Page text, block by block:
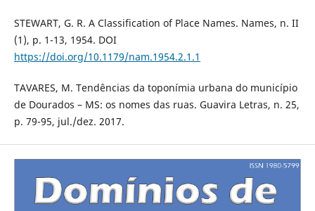
STEWART, G. R. A Classification of Place Names. Names, n. II
(1), p. 1-13, 1954. DOI
https://doi.org/10.1179/nam.1954.2.1.1
TAVARES, M. Tendências da toponímia urbana do município
de Dourados – MS: os nomes das ruas. Guavira Letras, n. 25,
p. 79-95, jul./dez. 2017.